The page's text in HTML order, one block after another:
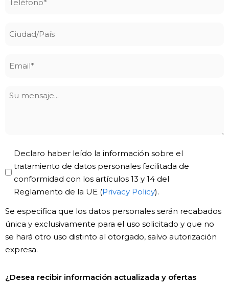
Su
Privacy
Policy
Declaro haber leído la información sobre el
tratamiento de datos personales facilitada de
conformidad con los artículos 13 y 14 del
Reglamento de la UE (Privacy Policy).
Se especifica que los datos personales serán recabados
única y exclusivamente para el uso solicitado y que no
se hará otro uso distinto al otorgado, salvo autorización
expresa.
¿Desea recibir información actualizada y ofertas